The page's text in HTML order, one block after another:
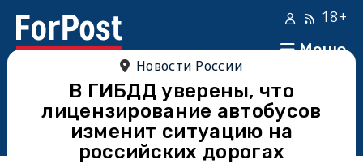
Меню
18+
Новости России
В ГИБДД уверены, что
лицензирование автобусов
изменит ситуацию на
российских дорогах